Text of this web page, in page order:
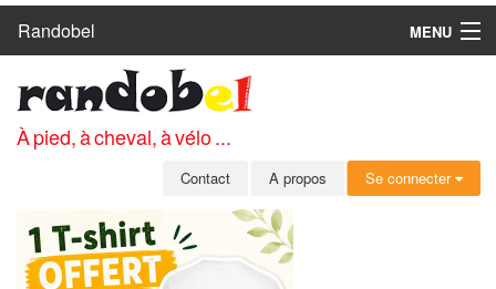
Randobel
MENU
CIRCUITS
CLUBS
MEMBRES
À pied, à cheval, à vélo ...
Contact A propos Se connecter